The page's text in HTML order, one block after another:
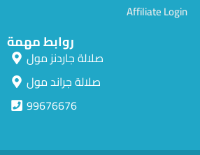
Affiliate Login
روابط مهمة
صلالة جاردنز مول
صلالة جراند مول
99676676